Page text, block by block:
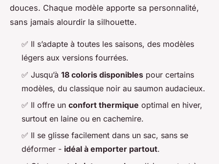
douces. Chaque modèle apporte sa personnalité,
sans jamais alourdir la silhouette.
✅ Il s’adapte à toutes les saisons, des modèles
légers aux versions fourrées.
✅ Jusqu’à 18 coloris disponibles pour certains
modèles, du classique noir au saumon audacieux.
✅ Il offre un confort thermique optimal en hiver,
surtout en laine ou en cachemire.
✅ Il se glisse facilement dans un sac, sans se
déformer - idéal à emporter partout.